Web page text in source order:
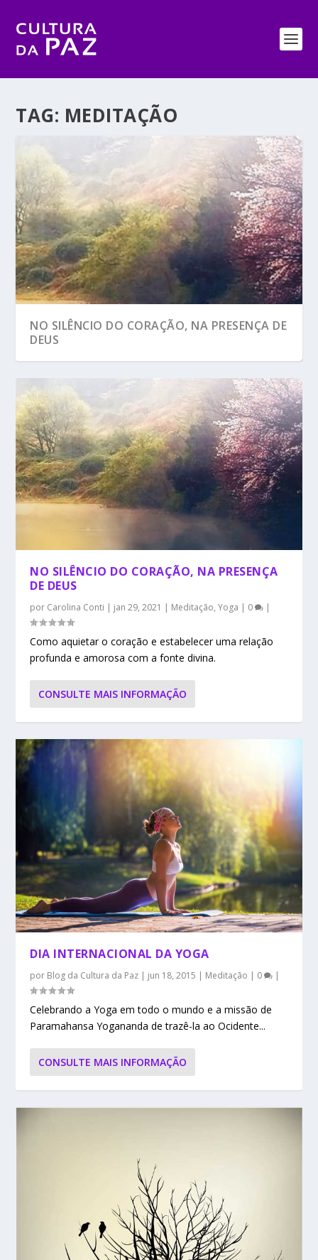
TAG: MEDITAÇÃO
NO SILÊNCIO DO CORAÇÃO, NA PRESENÇA DE
DEUS
NO SILÊNCIO DO CORAÇÃO, NA PRESENÇA
DE DEUS
por Carolina Conti | jan 29, 2021 | Meditação,Yoga | 0 |
Como aquietar o coração e estabelecer uma relação
profunda e amorosa com a fonte divina.
CONSULTE MAIS INFORMAÇÃO
DIA INTERNACIONAL DA YOGA
por Blog da Cultura da Paz | jun 18, 2015 | Meditação | 0 |
Celebrando a Yoga em todo o mundo e a missão de
Paramahansa Yogananda de trazê-la ao Ocidente...
CONSULTE MAIS INFORMAÇÃO